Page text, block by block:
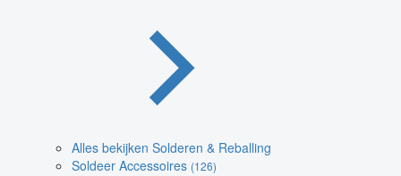
Alles bekijken Solderen & Reballing
Soldeer Accessoires (126)